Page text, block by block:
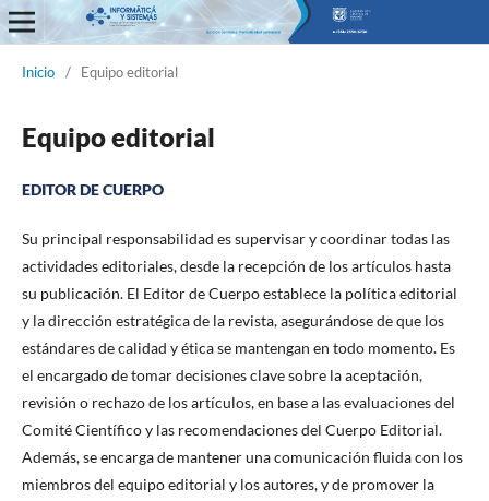
Informática y Sistemas
Inicio / Equipo editorial
Equipo editorial
EDITOR DE CUERPO
Su principal responsabilidad es supervisar y coordinar todas las
actividades editoriales, desde la recepción de los artículos hasta
su publicación. El Editor de Cuerpo establece la política editorial
y la dirección estratégica de la revista, asegurándose de que los
estándares de calidad y ética se mantengan en todo momento. Es
el encargado de tomar decisiones clave sobre la aceptación,
revisión o rechazo de los artículos, en base a las evaluaciones del
Comité Científico y las recomendaciones del Cuerpo Editorial.
Además, se encarga de mantener una comunicación fluida con los
miembros del equipo editorial y los autores, y de promover la